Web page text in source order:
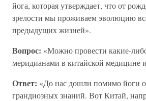
йога, которая утверждает, что от
зрелости мы проживаем эволюцию
предыдущих жизней».
Вопрос: «Можно провести какие-
меридианами в китайской медицине
Ответ: «До нас дошли помимо йоги
грандиозных знаний. Вот Китай,